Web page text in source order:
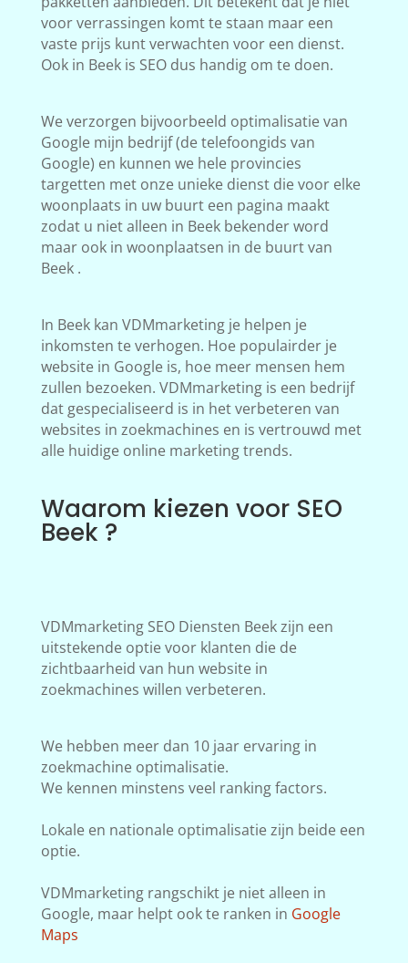
voor verrassingen komt te staan maar een
vaste prijs kunt verwachten voor een dienst.
Ook in Beek is SEO dus handig om te doen.
We verzorgen bijvoorbeeld optimalisatie van
Google mijn bedrijf (de telefoongids van
Google) en kunnen we hele provincies
targetten met onze unieke dienst die voor elke
woonplaats in uw buurt een pagina maakt
zodat u niet alleen in Beek bekender word
maar ook in woonplaatsen in de buurt van
Beek .
In Beek kan VDMmarketing je helpen je
inkomsten te verhogen. Hoe populairder je
website in Google is, hoe meer mensen hem
zullen bezoeken. VDMmarketing is een bedrijf
dat gespecialiseerd is in het verbeteren van
websites in zoekmachines en is vertrouwd met
alle huidige online marketing trends.
Waarom kiezen voor SEO
Beek ?
VDMmarketing SEO Diensten Beek zijn een
uitstekende optie voor klanten die de
zichtbaarheid van hun website in
zoekmachines willen verbeteren.
We hebben meer dan 10 jaar ervaring in
zoekmachine optimalisatie.
We kennen minstens veel ranking factors.
Lokale en nationale optimalisatie zijn beide een
optie.
VDMmarketing rangschikt je niet alleen in
Google, maar helpt ook te ranken in Google
Maps